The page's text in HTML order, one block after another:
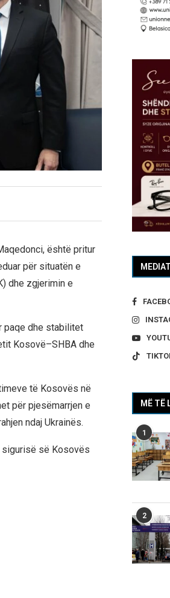
është pritur
për situatën e
dhe zgjerimin e
paqe dhe stabilitet
Kosovë–SHBA dhe
të Kosovës në
për pjesëmarrjen e
ndaj Ukrainës.
sigurisë së Kosovës
MË TË
1
2